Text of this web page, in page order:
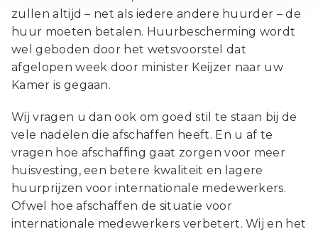
zullen altijd – net als iedere andere huurder – de
huur moeten betalen. Huurbescherming wordt
wel geboden door het wetsvoorstel dat
afgelopen week door minister Keijzer naar uw
Kamer is gegaan.
Wij vragen u dan ook om goed stil te staan bij de
vele nadelen die afschaffen heeft. En u af te
vragen hoe afschaffing gaat zorgen voor meer
huisvesting, een betere kwaliteit en lagere
huurprijzen voor internationale medewerkers.
Ofwel hoe afschaffen de situatie voor
internationale medewerkers verbetert. Wij en het